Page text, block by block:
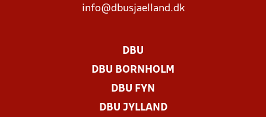
info@dbusjaelland.dk
DBU
DBU BORNHOLM
DBU FYN
DBU JYLLAND